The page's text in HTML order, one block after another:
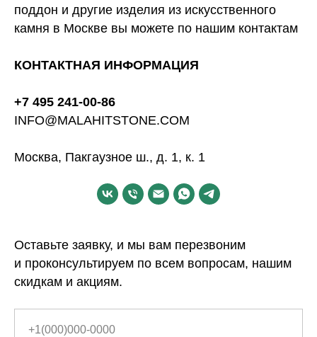
поддон и другие изделия из искусственного
камня в Москве вы можете по нашим контактам
КОНТАКТНАЯ ИНФОРМАЦИЯ
+7 495 241-00-86
INFO@MALAHITSTONE.COM
Москва, Пакгаузное ш., д. 1, к. 1
Оставьте заявку, и мы вам перезвоним
и проконсультируем по всем вопросам, нашим
скидкам и акциям.
+1(000)000-0000